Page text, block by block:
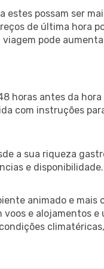
possam ser
de última hora
pode
horas antes da
com instruções
a sua riqueza
e
animado e
e alojamentos